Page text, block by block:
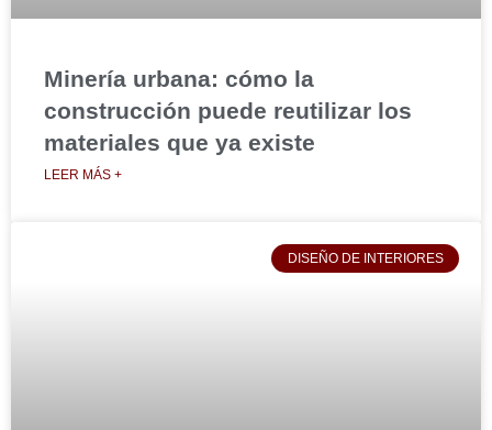
Minería urbana: cómo la
construcción puede reutilizar los
materiales que ya existe
LEER MÁS +
DISEÑO DE INTERIORES